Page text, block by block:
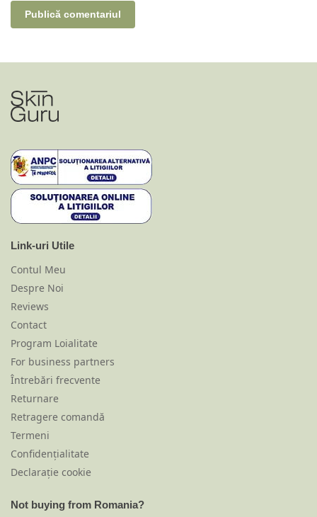
Link-uri Utile
Contul Meu
Despre Noi
Reviews
Contact
Program Loialitate
For business partners
Întrebări frecvente
Returnare
Retragere comandă
Termeni
Confidențialitate
Declarație cookie
Not buying from Romania?